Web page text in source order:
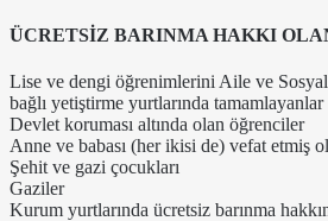
ÜCRETSİZ BARINMA HAKKI
Lise ve dengi öğrenimlerini Aile ve
bağlı yetiştirme yurtlarında tamamlayanlar
Devlet koruması altında olan öğrenciler
Anne ve babası (her ikisi de) vefat etmiş
Şehit ve gazi çocukları
Gaziler
Kurum yurtlarında ücretsiz barınma